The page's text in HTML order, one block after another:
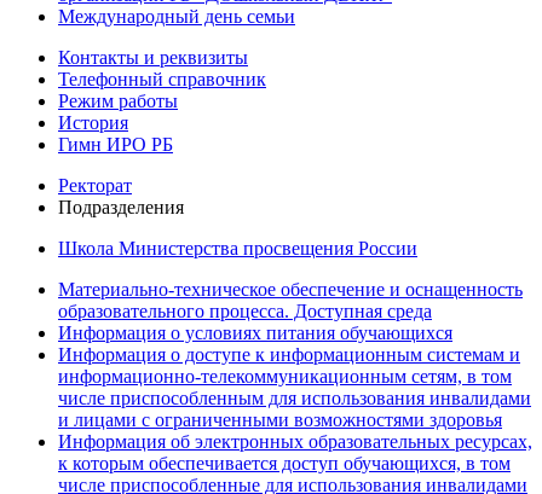
Международный день семьи
Контакты и реквизиты
Телефонный справочник
Режим работы
История
Гимн ИРО РБ
Ректорат
Подразделения
Школа Министерства просвещения России
Материально-техническое обеспечение и оснащенность
образовательного процесса. Доступная среда
Информация о условиях питания обучающихся
Информация о доступе к информационным системам и
информационно-телекоммуникационным сетям, в том
числе приспособленным для использования инвалидами
и лицами с ограниченными возможностями здоровья
Информация об электронных образовательных ресурсах,
к которым обеспечивается доступ обучающихся, в том
числе приспособленные для использования инвалидами